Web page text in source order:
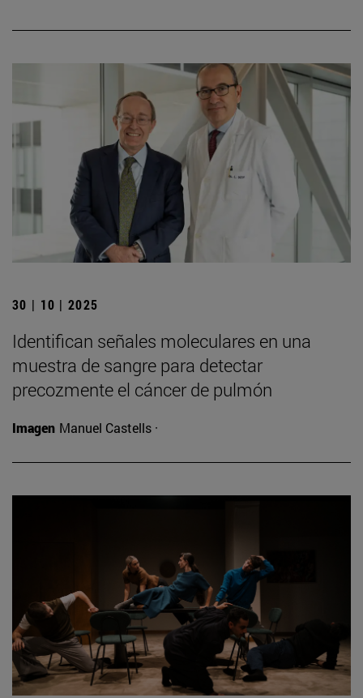
30 | 10 | 2025
Identifican señales moleculares en una
muestra de sangre para detectar
precozmente el cáncer de pulmón
Imagen Manuel Castells ·